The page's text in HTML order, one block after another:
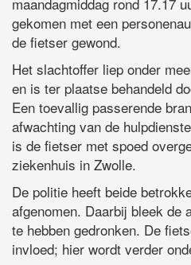
gekomen met een
de fietser gewond.
Het slachtoffer liep onder
en is ter plaatse behandeld
Een toevallig passerende
afwachting van de
is de fietser met spoed
ziekenhuis in Zwolle.
De politie heeft beide
afgenomen. Daarbij bleek de
te hebben gedronken. De
invloed; hier wordt verder